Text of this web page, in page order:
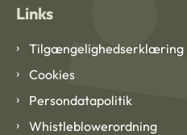
Links
Tilgængelighedserklæring
Cookies
Persondatapolitik
Whistleblowerordning